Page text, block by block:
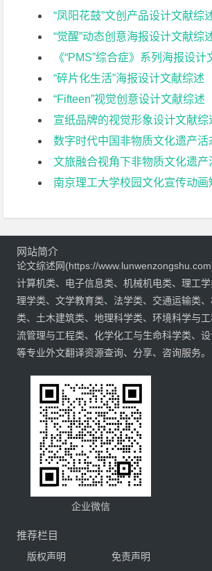
“凤阳花鼓”文创产品设计文献综
“觉醒”动态创意海报设计文献综
《“PMS”综合症》系列海报设计
“碎片化生活”海报设计文献综述
“Fifteen”视觉创意设计文献综述
宣纸品牌的视觉形象设计文献综
数字时代中国非物质文化遗产活态化研究——以
文旅融合视角下非物质文化遗产活态化研究—以金
南京理工大学校园文化宣传动画短片分镜
网站简介
论文综述网(https://
计算机类、电子信息类、机械机电类、理工
理学类、文学教育类、法学类、交通运输类
类、土木建筑类、地理科学类、环境科学与
流管理与工程类、化学化工与生命科学类、
等专业外文翻译资源查询、分享、咨询服务。
企业微信
推荐栏目
版权声明 免责声明